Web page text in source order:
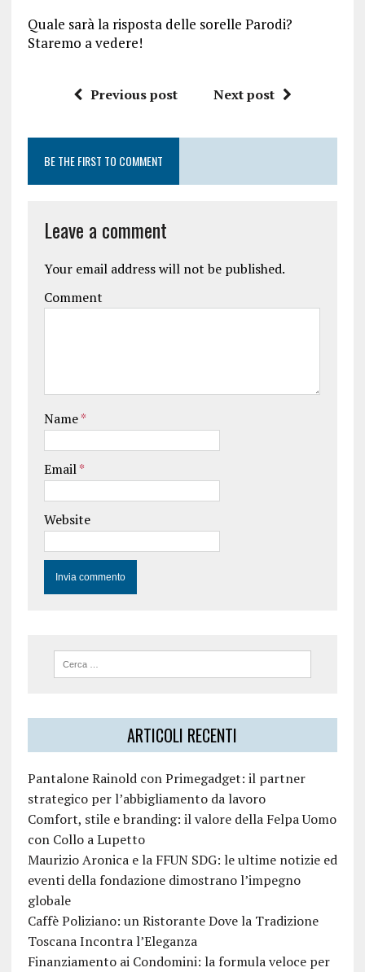
Quale sarà la risposta delle sorelle Parodi?
Staremo a vedere!
Previous post Next post
BE THE FIRST TO COMMENT
Leave a comment
Your email address will not be published.
Comment
Name*
Email*
Website
ARTICOLI RECENTI
Pantalone Rainold con Primegadget: il partner
strategico per l’abbigliamento da lavoro
Comfort, stile e branding: il valore della Felpa Uomo
con Collo a Lupetto
Maurizio Aronica e la FFUN SDG: le ultime notizie ed
eventi della fondazione dimostrano l’impegno
globale
Caffè Poliziano: un Ristorante Dove la Tradizione
Toscana Incontra l’Eleganza
Finanziamento ai Condomini: la formula veloce per